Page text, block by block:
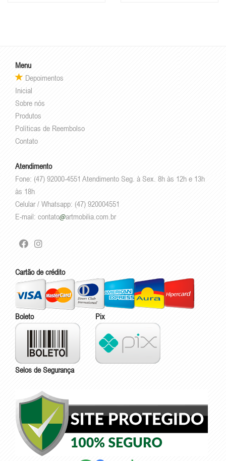
Menu
Depoimentos
Inicial
Sobre nós
Produtos
Políticas de Reembolso
Contato
Atendimento
Fone: (47) 92000-4551 Atendimento Seg. à Sex. 8h às 12h e 13h
às 18h
Celular / Whatsapp: (47) 920004551
E-mail: contato artmobilia.com.br
Cartão de crédito
Boleto Pix
Selos de Segurança